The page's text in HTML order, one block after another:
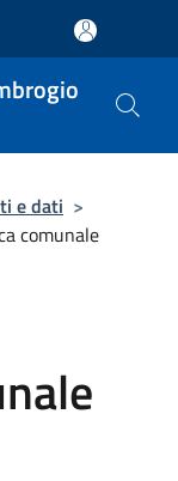
e dati >
comunale